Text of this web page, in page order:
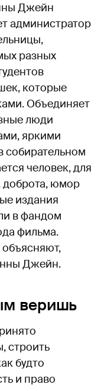
Джейн
администратор
разных
которые
Объединяет
люди
яркими
собирательном
человек, для
доброта, юмор
издания
в фандом
фильма.
Джейн.
веришь
строить
будто
и право